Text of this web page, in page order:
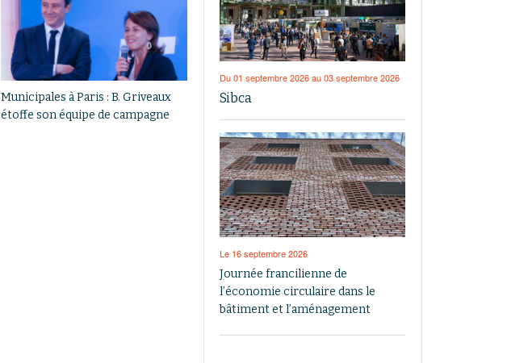
Municipales à Paris : B. Griveaux
étoffe son équipe de campagne
Du 01 septembre 2026 au 03 septembre 2026
Sibca
Le 16 septembre 2026
Journée francilienne de
l’économie circulaire dans le
bâtiment et l’aménagement